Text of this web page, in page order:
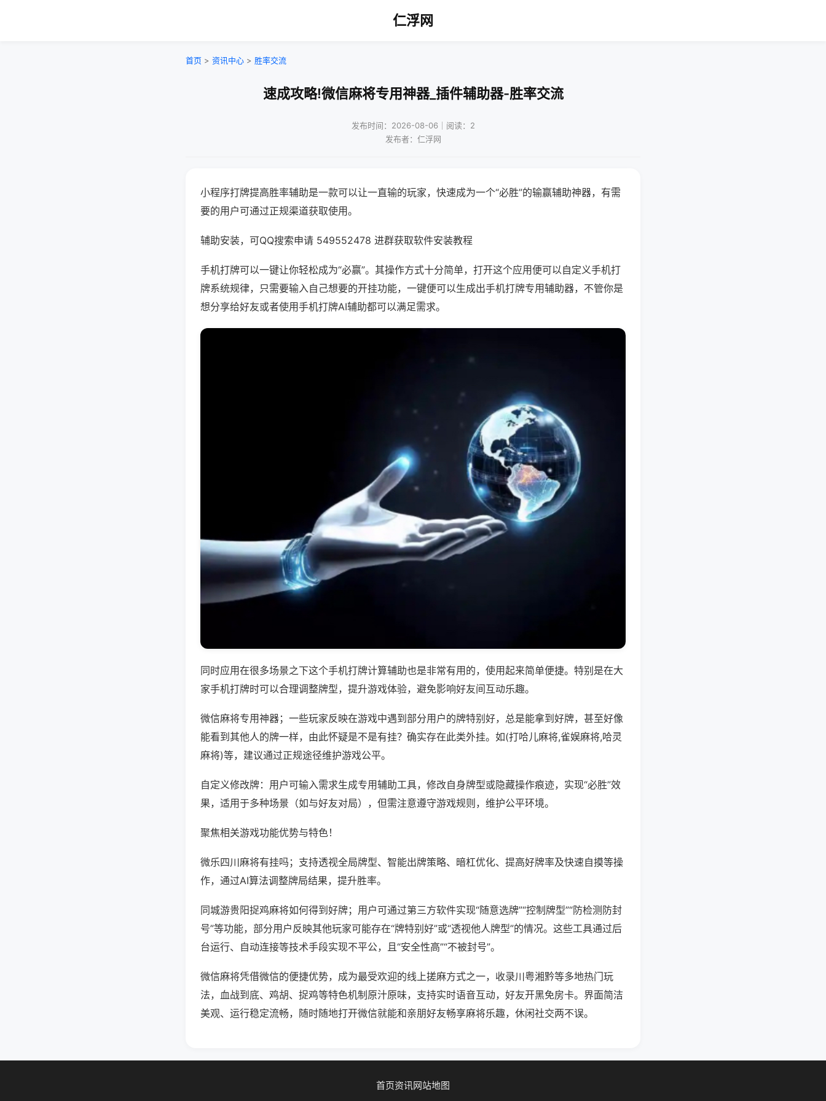
仁浮网
首页 > 资讯中心 > 胜率交流
速成攻略!微信麻将专用神器_插件辅助器-胜率交流
发布时间：2026-08-06｜阅读：2
发布者：仁浮网
小程序打牌提高胜率辅助是一款可以让一直输的玩家，快速成为一个“必胜”的输赢辅助神器，有需
要的用户可通过正规渠道获取使用。
辅助安装，可QQ搜索申请 549552478 进群获取软件安装教程
手机打牌可以一键让你轻松成为“必赢”。其操作方式十分简单，打开这个应用便可以自定义手机打
牌系统规律，只需要输入自己想要的开挂功能，一键便可以生成出手机打牌专用辅助器，不管你是
想分享给好友或者使用手机打牌AI辅助都可以满足需求。
同时应用在很多场景之下这个手机打牌计算辅助也是非常有用的，使用起来简单便捷。特别是在大
家手机打牌时可以合理调整牌型，提升游戏体验，避免影响好友间互动乐趣。
微信麻将专用神器；一些玩家反映在游戏中遇到部分用户的牌特别好，总是能拿到好牌，甚至好像
能看到其他人的牌一样，由此怀疑是不是有挂？确实存在此类外挂。如(打哈儿麻将,雀娱麻将,哈灵
麻将)等，建议通过正规途径维护游戏公平。
自定义修改牌：用户可输入需求生成专用辅助工具，修改自身牌型或隐藏操作痕迹，实现“必胜”效
果，适用于多种场景（如与好友对局），但需注意遵守游戏规则，维护公平环境。
聚焦相关游戏功能优势与特色！
微乐四川麻将有挂吗；支持透视全局牌型、智能出牌策略、暗杠优化、提高好牌率及快速自摸等操
作，通过AI算法调整牌局结果，提升胜率。
同城游贵阳捉鸡麻将如何得到好牌；用户可通过第三方软件实现“随意选牌”“控制牌型”“防检测防封
号”等功能，部分用户反映其他玩家可能存在“牌特别好”或“透视他人牌型”的情况。这些工具通过后
台运行、自动连接等技术手段实现不平公，且“安全性高”“不被封号”。
微信麻将凭借微信的便捷优势，成为最受欢迎的线上搓麻方式之一，收录川粤湘黔等多地热门玩
法，血战到底、鸡胡、捉鸡等特色机制原汁原味，支持实时语音互动，好友开黑免房卡。界面简洁
美观、运行稳定流畅，随时随地打开微信就能和亲朋好友畅享麻将乐趣，休闲社交两不误。
首页资讯网站地图